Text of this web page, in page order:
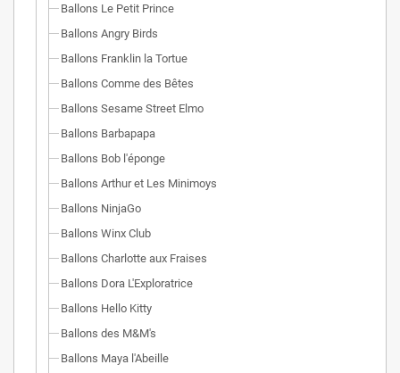
Ballons Le Petit Prince
Ballons Angry Birds
Ballons Franklin la Tortue
Ballons Comme des Bêtes
Ballons Sesame Street Elmo
Ballons Barbapapa
Ballons Bob l'éponge
Ballons Arthur et Les Minimoys
Ballons NinjaGo
Ballons Winx Club
Ballons Charlotte aux Fraises
Ballons Dora L'Exploratrice
Ballons Hello Kitty
Ballons des M&M's
Ballons Maya l'Abeille